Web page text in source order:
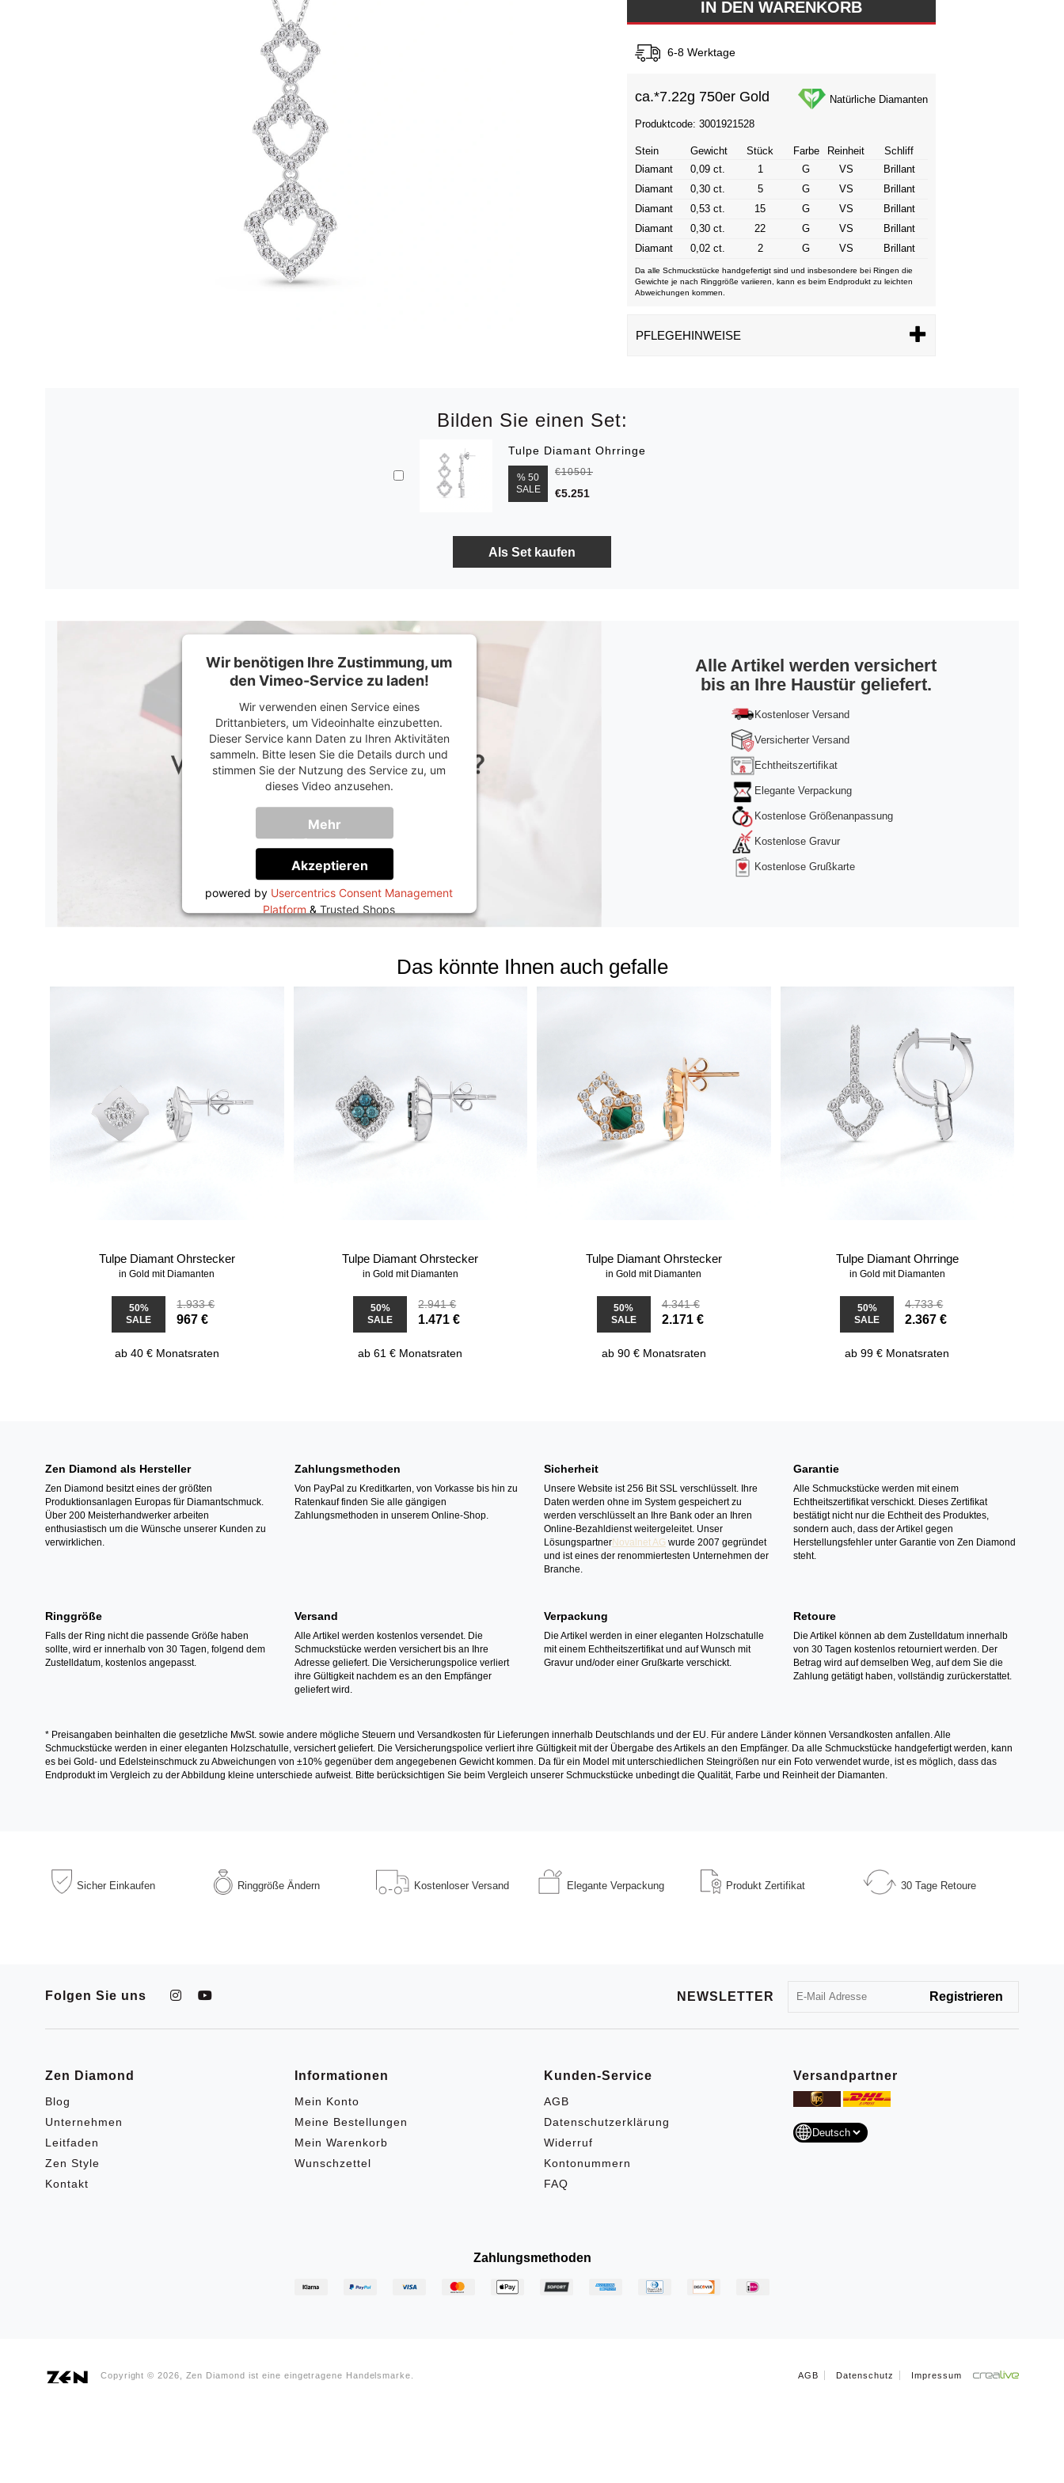
6-8 Werktage
ca.*7.22g 750er Gold Natürliche Diamanten
Produktcode: 3001921528
Stein Gewicht Stück Farbe Reinheit
Schliff
Diamant
0,09 ct. 1 G VS
Brillant
Diamant
0,30 ct. 5 G VS
Brillant
Diamant
0,53 ct. 15 G VS
Brillant
Diamant
0,30 ct. 22 G VS
Brillant
Diamant
0,02 ct. 2 G VS Brillant
Da alle Schmuckstücke handgefertigt sind und insbesondere bei Ringen die
Gewichte je nach Ringgröße variieren, kann es beim Endprodukt zu leichten
Abweichungen kommen.
PFLEGEHINWEISE
Bilden Sie einen Set:
Tulpe Diamant Ohrringe
% 50
SALE
€10501
€5.251
Wir benötigen Ihre Zustimmung, um
den Vimeo-Service zu laden!
Wir verwenden einen Service eines
Drittanbieters, um Videoinhalte einzubetten.
Dieser Service kann Daten zu Ihren Aktivitäten
sammeln. Bitte lesen Sie die Details durch und
stimmen Sie der Nutzung des Service zu, um
dieses Video anzusehen.
Mehr
Informationen
Akzeptieren
powered by Usercentrics Consent Management
Platform&Trusted Shops
Alle Artikel werden versichert
bis an Ihre Haustür geliefert.
Kostenloser Versand
Versicherter Versand
Echtheitszertifikat
Elegante Verpackung
Kostenlose Größenanpassung
Kostenlose Gravur
Kostenlose Grußkarte
Das könnte Ihnen auch gefalle
Tulpe Diamant Ohrstecker
in Gold mit Diamanten
50%
SALE
1.933 €
967 €
ab 40 € Monatsraten
Tulpe Diamant Ohrstecker
in Gold mit Diamanten
50%
SALE
2.941 €
1.471 €
ab 61 € Monatsraten
Tulpe Diamant Ohrstecker
in Gold mit Diamanten
50%
SALE
4.341 €
2.171 €
ab 90 € Monatsraten
Tulpe Diamant Ohrringe
in Gold mit Diamanten
50%
SALE
4.733 €
2.367 €
ab 99 € Monatsraten
Zen Diamond als Hersteller
Zen Diamond besitzt eines der größten
Produktionsanlagen Europas für Diamantschmuck.
Über 200 Meisterhandwerker arbeiten
enthusiastisch um die Wünsche unserer Kunden zu
verwirklichen.
Zahlungsmethoden
Von PayPal zu Kreditkarten, von Vorkasse bis hin zu
Ratenkauf finden Sie alle gängigen
Zahlungsmethoden in unserem Online-Shop.
Sicherheit
Unsere Website ist 256 Bit SSL verschlüsselt. Ihre
Daten werden ohne im System gespeichert zu
werden verschlüsselt an Ihre Bank oder an Ihren
Online-Bezahldienst weitergeleitet. Unser
LösungspartnerNovalnet AG wurde 2007 gegründet
und ist eines der renommiertesten Unternehmen der
Branche.
Garantie
Alle Schmuckstücke werden mit einem
Echtheitszertifikat verschickt. Dieses Zertifikat
bestätigt nicht nur die Echtheit des Produktes,
sondern auch, dass der Artikel gegen
Herstellungsfehler unter Garantie von Zen Diamond
steht.
Ringgröße
Falls der Ring nicht die passende Größe haben
sollte, wird er innerhalb von 30 Tagen, folgend dem
Zustelldatum, kostenlos angepasst.
Versand
Alle Artikel werden kostenlos versendet. Die
Schmuckstücke werden versichert bis an Ihre
Adresse geliefert. Die Versicherungspolice verliert
ihre Gültigkeit nachdem es an den Empfänger
geliefert wird.
Verpackung
Die Artikel werden in einer eleganten Holzschatulle
mit einem Echtheitszertifikat und auf Wunsch mit
Gravur und/oder einer Grußkarte verschickt.
Retoure
Die Artikel können ab dem Zustelldatum innerhalb
von 30 Tagen kostenlos retourniert werden. Der
Betrag wird auf demselben Weg, auf dem Sie die
Zahlung getätigt haben, vollständig zurückerstattet.
* Preisangaben beinhalten die gesetzliche MwSt. sowie andere mögliche Steuern und Versandkosten für Lieferungen innerhalb Deutschlands und der EU. Für andere Länder können Versandkosten anfallen. Alle
Schmuckstücke werden in einer eleganten Holzschatulle, versichert geliefert. Die Versicherungspolice verliert ihre Gültigkeit mit der Übergabe des Artikels an den Empfänger. Da alle Schmuckstücke handgefertigt werden, kann
es bei Gold- und Edelsteinschmuck zu Abweichungen von ±10% gegenüber dem angegebenen Gewicht kommen. Da für ein Model mit unterschiedlichen Steingrößen nur ein Foto verwendet wurde, ist es möglich, dass das
Endprodukt im Vergleich zu der Abbildung kleine unterschiede aufweist. Bitte berücksichtigen Sie beim Vergleich unserer Schmuckstücke unbedingt die Qualität, Farbe und Reinheit der Diamanten.
Sicher Einkaufen RinggrößeÄndern Kostenloser Versand Elegante Verpackung Produkt Zertifikat 30 Tage Retoure
Folgen Sie uns NEWSLETTER
Zen Diamond
Blog
Unternehmen
Leitfaden
Zen Style
Kontakt
Informationen
Mein Konto
Meine Bestellungen
Mein Warenkorb
Wunschzettel
Kunden-Service
AGB
Datenschutzerklärung
Widerruf
Kontonummern
FAQ
Versandpartner
Zahlungsmethoden
Copyright © 2026, Zen Diamond ist eine eingetragene Handelsmarke. AGB Datenschutz Impressum